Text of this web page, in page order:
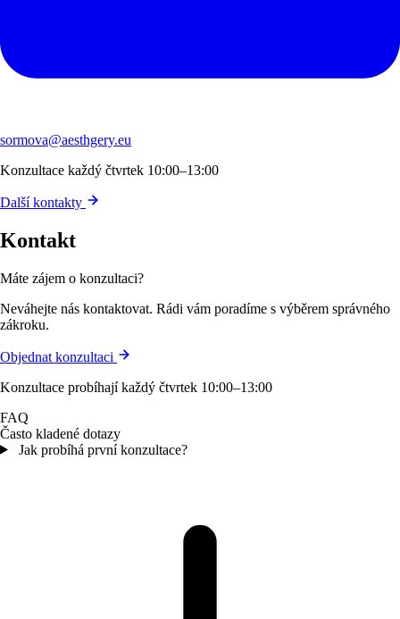
sormova@aesthgery.eu
Konzultace každý čtvrtek 10:00–13:00
Další kontakty
Kontakt
Máte zájem o konzultaci?
Neváhejte nás kontaktovat. Rádi vám poradíme s výběrem správného
zákroku.
Objednat konzultaci
Konzultace probíhají každý čtvrtek 10:00–13:00
FAQ
Často kladené dotazy
Jak probíhá první konzultace?